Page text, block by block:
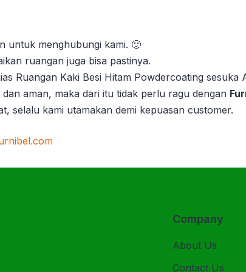
untuk menghubungi kami. 🙂
ruangan juga bisa pastinya.
Ruangan Kaki Besi Hitam Powdercoating sesuka
aman, maka dari itu tidak perlu ragu dengan
selalu kami utamakan demi kepuasan customer.
Company
About Us
Contact Us